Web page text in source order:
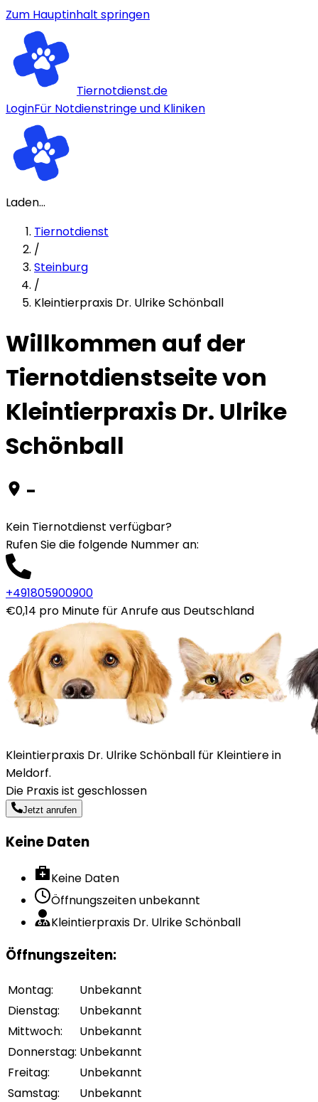
Zum Hauptinhalt springen
Tiernotdienst.de
LoginFür Notdienstringe und Kliniken
Laden...
Tiernotdienst
/
Steinburg
/
Kleintierpraxis Dr. Ulrike Schönball
Willkommen auf der
Tiernotdienstseite von
Kleintierpraxis Dr. Ulrike
Schönball
-
Kein Tiernotdienst verfügbar?
Rufen Sie die folgende Nummer an:
+491805900900
€0,14 pro Minute für Anrufe aus Deutschland
Kleintierpraxis Dr. Ulrike Schönball für Kleintiere in
Meldorf.
Die Praxis ist geschlossen
Jetzt anrufen
Keine Daten
Keine Daten
Öffnungszeiten unbekannt
Kleintierpraxis Dr. Ulrike Schönball
Öffnungszeiten:
Montag:
Unbekannt
Dienstag:
Unbekannt
Mittwoch:
Unbekannt
Donnerstag: Unbekannt
Freitag:
Unbekannt
Samstag:
Unbekannt